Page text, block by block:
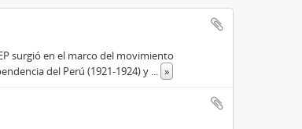
surgió en el marco del movimiento
del Perú (1921-1924) y ... »